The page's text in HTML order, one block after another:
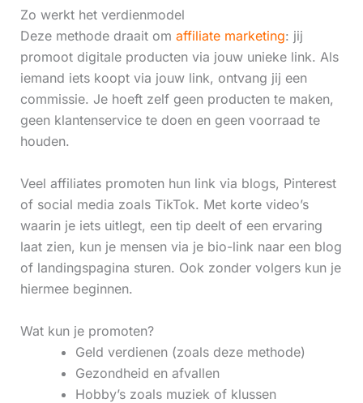
Zo werkt het verdienmodel
Deze methode draait om affiliate marketing: jij
promoot digitale producten via jouw unieke link. Als
iemand iets koopt via jouw link, ontvang jij een
commissie. Je hoeft zelf geen producten te maken,
geen klantenservice te doen en geen voorraad te
houden.
Veel affiliates promoten hun link via blogs, Pinterest
of social media zoals TikTok. Met korte video’s
waarin je iets uitlegt, een tip deelt of een ervaring
laat zien, kun je mensen via je bio-link naar een blog
of landingspagina sturen. Ook zonder volgers kun je
hiermee beginnen.
Wat kun je promoten?
Geld verdienen (zoals deze methode)
Gezondheid en afvallen
Hobby’s zoals muziek of klussen